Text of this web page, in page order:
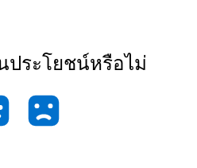
ประโยชน์หรือไม่